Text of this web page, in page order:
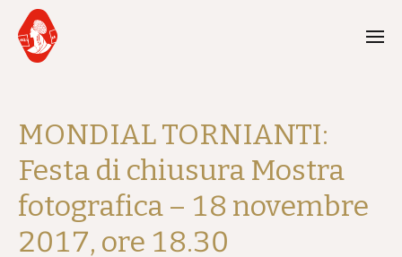
MONDIAL TORNIANTI:
Festa di chiusura Mostra
fotografica – 18 novembre
2017, ore 18.30